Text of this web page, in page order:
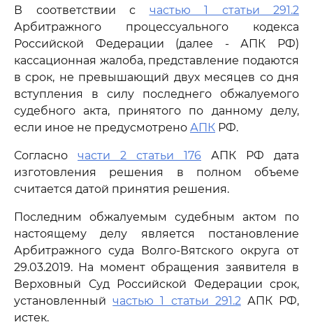
В соответствии с частью 1 статьи 291.2
Арбитражного процессуального кодекса
Российской Федерации (далее - АПК РФ)
кассационная жалоба, представление подаются
в срок, не превышающий двух месяцев со дня
вступления в силу последнего обжалуемого
судебного акта, принятого по данному делу,
если иное не предусмотрено АПК РФ.
Согласно части 2 статьи 176 АПК РФ дата
изготовления решения в полном объеме
считается датой принятия решения.
Последним обжалуемым судебным актом по
настоящему делу является постановление
Арбитражного суда Волго-Вятского округа от
29.03.2019. На момент обращения заявителя в
Верховный Суд Российской Федерации срок,
установленныйчастью 1 статьи 291.2АПК РФ,
истек.